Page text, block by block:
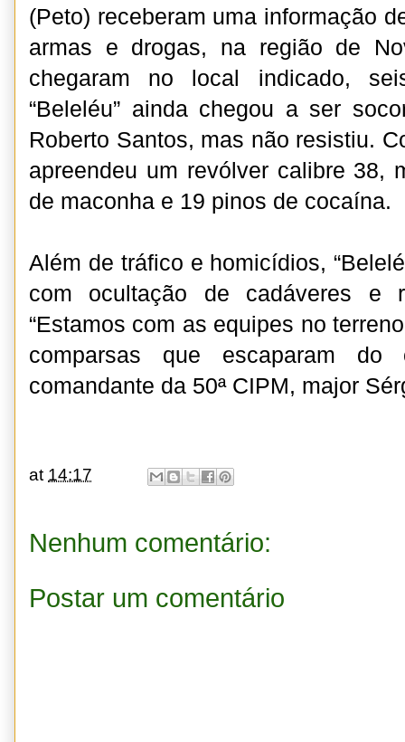
(Peto) receberam uma informação
armas e drogas, na região de
chegaram no local indicado,
“Beleléu” ainda chegou a ser
Roberto Santos, mas não resistiu.
apreendeu um revólver calibre 38,
de maconha e 19 pinos de cocaína.
Além de tráfico e homicídios,
com ocultação de cadáveres e
“Estamos com as equipes no
comparsas que escaparam do
comandante da 50ª CIPM, major
at 14:17
Nenhum comentário:
Postar um comentário